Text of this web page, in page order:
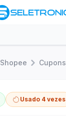
Shopee Cupons
Usado 4 vezes